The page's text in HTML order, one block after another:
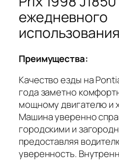
ежедневного
использования
Преимущества:
Качество езды на
года заметно
мощному двигателю и
Машина уверенно
городскими и
предоставляя
уверенность.